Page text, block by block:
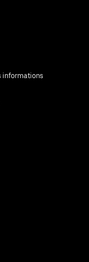
informations